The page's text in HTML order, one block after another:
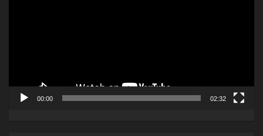
00:00 02:32